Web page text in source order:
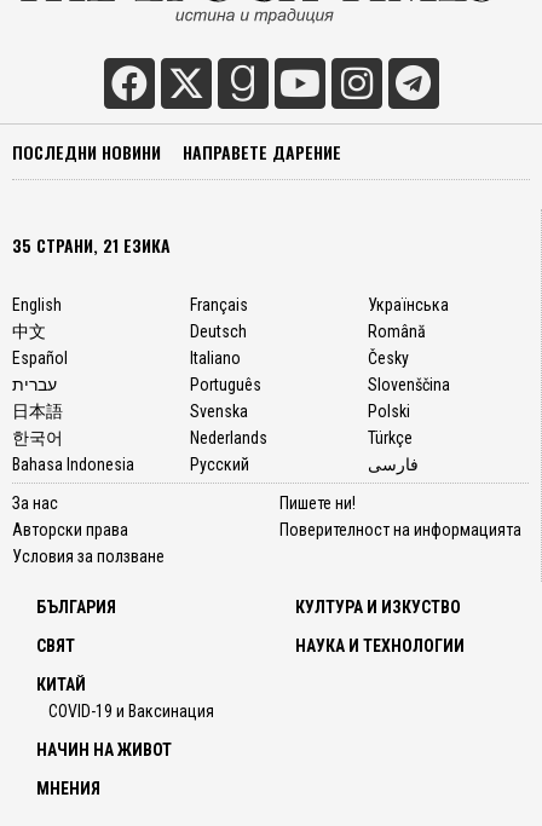
да
ПОСЛЕДНИ НОВИНИ НАПРАВЕТЕ ДАРЕНИЕ
35 СТРАНИ, 21 ЕЗИКА
English
中文
Español
עברית
日本語
한국어
Bahasa Indonesia
Français
Deutsch
Italiano
Português
Svenska
Nederlands
Русский
Українська
Română
Česky
Slovenščina
Polski
Türkçe
فارسی
За нас
Авторски права
Условия за ползване
Пишете ни!
Поверителност на информацията
БЪЛГАРИЯ
СВЯТ
КИТАЙ
COVID-19 и Ваксинация
КУЛТУРА И ИЗКУСТВО
НАУКА И ТЕХНОЛОГИИ
НАЧИН НА ЖИВОТ
МНЕНИЯ